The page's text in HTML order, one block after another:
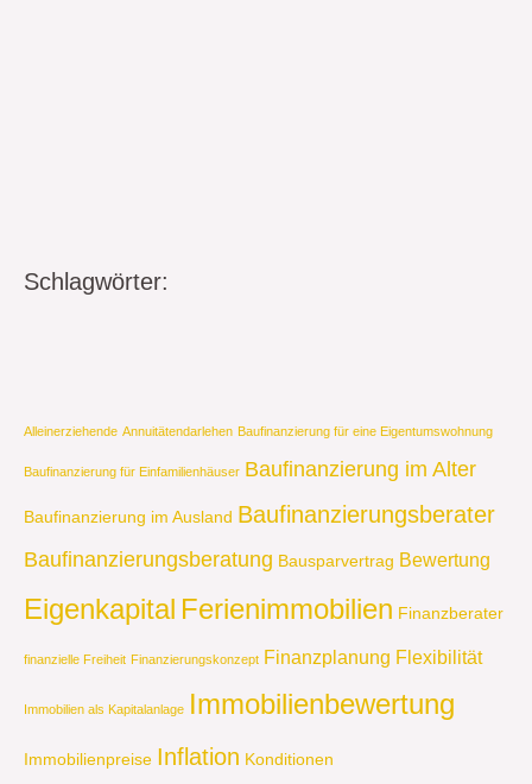
Schlagwörter:
Alleinerziehende Annuitätendarlehen Baufinanzierung für eine Eigentumswohnung
Baufinanzierung für Einfamilienhäuser Baufinanzierung im Alter
Baufinanzierung im Ausland Baufinanzierungsberater
Baufinanzierungsberatung Bausparvertrag Bewertung
Eigenkapital Ferienimmobilien Finanzberater
finanzielle Freiheit Finanzierungskonzept Finanzplanung Flexibilität
Immobilien als Kapitalanlage Immobilienbewertung
Immobilienpreise Inflation Konditionen